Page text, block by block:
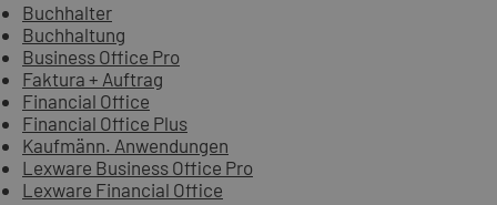
Buchhalter
Buchhaltung
Business Office Pro
Faktura + Auftrag
Financial Office
Financial Office Plus
Kaufmänn. Anwendungen
Lexware Business Office Pro
Lexware Financial Office